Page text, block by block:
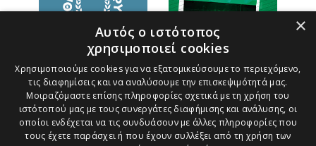
×
Αυτός ο ιστότοπος
χρησιμοποιεί cookies
Χρησιμοποιούμε cookies για να εξατομικεύσουμε το περιεχόμενο,
τις διαφημίσεις και να αναλύσουμε την επισκεψιμότητά μας.
Μοιραζόμαστε επίσης πληροφορίες σχετικά με τη χρήση του
ιστότοπού μας με τους συνεργάτες διαφήμισης και ανάλυσης, οι
οποίοι ενδέχεται να τις συνδυάσουν με άλλες πληροφορίες που
τους έχετε παράσχει ή που έχουν συλλέξει από τη χρήση των